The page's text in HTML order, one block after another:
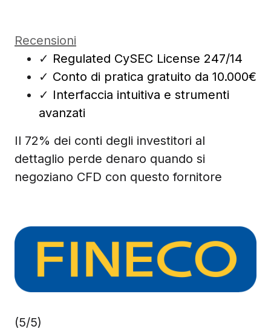
Recensioni
✓ Regulated CySEC License 247/14
✓ Conto di pratica gratuito da 10.000€
✓ Interfaccia intuitiva e strumenti
avanzati
Il 72% dei conti degli investitori al
dettaglio perde denaro quando si
negoziano CFD con questo fornitore
(5/5)